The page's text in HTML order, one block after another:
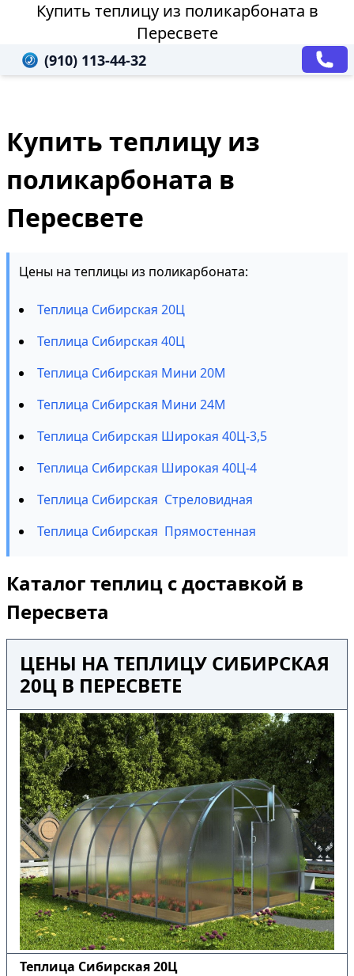
Купить теплицу из поликарбоната в
Пересвете
(910) 113-44-32
Купить теплицу из
поликарбоната в
Пересвете
Цены на теплицы из поликарбоната:
Теплица Сибирская 20Ц
Теплица Сибирская 40Ц
Теплица Сибирская Мини 20М
Теплица Сибирская Мини 24М
Теплица Сибирская Широкая 40Ц-3,5
Теплица Сибирская Широкая 40Ц-4
Теплица Сибирская Стреловидная
Теплица Сибирская Прямостенная
Каталог теплиц с доставкой в
Пересвета
ЦЕНЫ НА ТЕПЛИЦУ СИБИРСКАЯ
20Ц В ПЕРЕСВЕТЕ
Теплица Сибирская 20Ц